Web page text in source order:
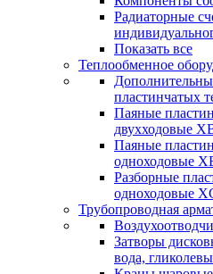
Радиаторные
Показать все
Теплообменное
пластинчатых
Паяные
двухходовые
Паяные
одноходовые
Разборные
одноходовые
Трубопроводная
Затворы
вода,